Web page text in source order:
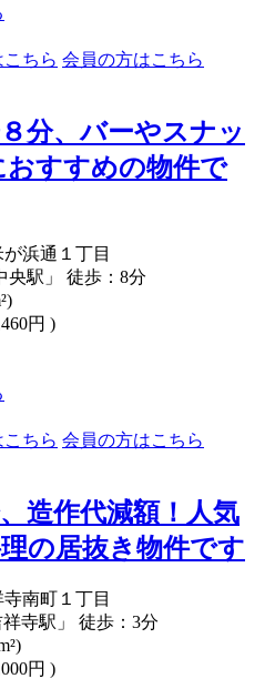
ちら 会員の方はこちら
分、バーやスナッ
すすめの物件で
浜通１丁目
央駅」 徒歩：8分
円 )
ちら 会員の方はこちら
造作代減額！人気
の居抜き物件です
南町１丁目
寺駅」 徒歩：3分
円 )